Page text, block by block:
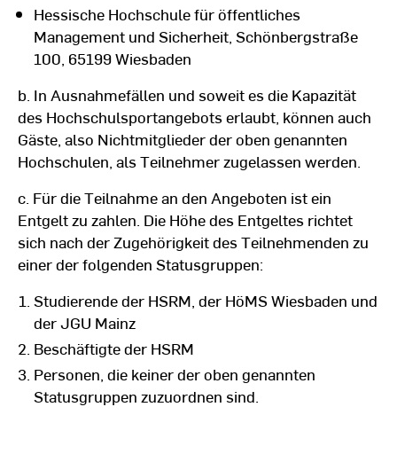
Hessische Hochschule für öffentliches
Management und Sicherheit, Schönbergstraße
100, 65199 Wiesbaden
b. In Ausnahmefällen und soweit es die Kapazität
des Hochschulsportangebots erlaubt, können auch
Gäste, also Nichtmitglieder der oben genannten
Hochschulen, als Teilnehmer zugelassen werden.
c. Für die Teilnahme an den Angeboten ist ein
Entgelt zu zahlen. Die Höhe des Entgeltes richtet
sich nach der Zugehörigkeit des Teilnehmenden zu
einer der folgenden Statusgruppen:
Studierende der HSRM, der HöMS Wiesbaden und
der JGU Mainz
Beschäftigte der HSRM
Personen, die keiner der oben genannten
Statusgruppen zuzuordnen sind.